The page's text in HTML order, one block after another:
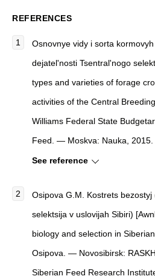
REFERENCES
Osnovnye vidy i sorta
dejatel'nosti Tsentral'nogo
types and varieties of forage
activities of the Central
Williams Federal State
Feed. — Moskva: Nauka,
See reference
Osipova G.M. Kostrets
selektsija v uslovijah Sibiri)
biology and selection in
Osipova. — Novosibirsk:
Siberian Feed Research